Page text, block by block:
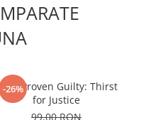
-26%Proven Guilty: Thirst
for Justice
99,00 RON